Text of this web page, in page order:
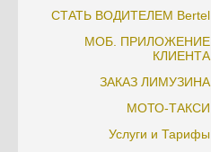
СТАТЬ ВОДИТЕЛЕМ Bertel
МОБ. ПРИЛОЖЕНИЕ
КЛИЕНТА
ЗАКАЗ ЛИМУЗИНА
МОТО-ТАКСИ
Услуги и Тарифы